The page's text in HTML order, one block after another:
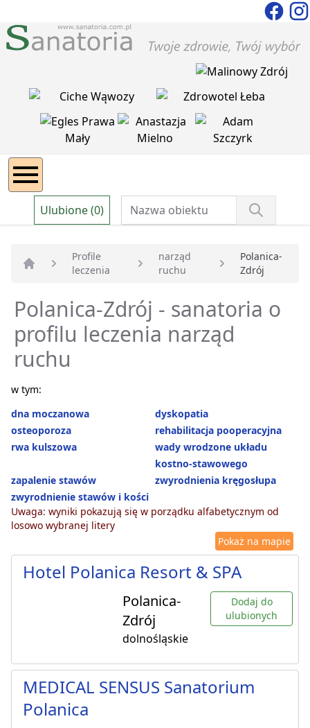
Ulubione (0)
Strona główna
Profile
leczenia
narząd
ruchu
Polanica-
Zdrój
Polanica-Zdrój - sanatoria o
profilu leczenia narząd
ruchu
w tym:
dna moczanowa
dyskopatia
osteoporoza
rehabilitacja pooperacyjna
rwa kulszowa
wady wrodzone układu
kostno-stawowego
zapalenie stawów
zwyrodnienia kręgosłupa
zwyrodnienie stawów i kości
Uwaga: wyniki pokazują się w porządku alfabetycznym od
losowo wybranej litery
Pokaż na mapie
Hotel Polanica Resort & SPA
Polanica-
Zdrój
dolnośląskie
Dodaj do
ulubionych
MEDICAL SENSUS Sanatorium
Polanica